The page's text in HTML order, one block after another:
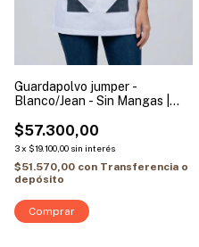
Guardapolvo jumper -
Blanco/Jean - Sin Mangas |
$57.300,00
3x $19.100,00 sin interés
$51.570,00 con Transferencia o
depósito
Comprar